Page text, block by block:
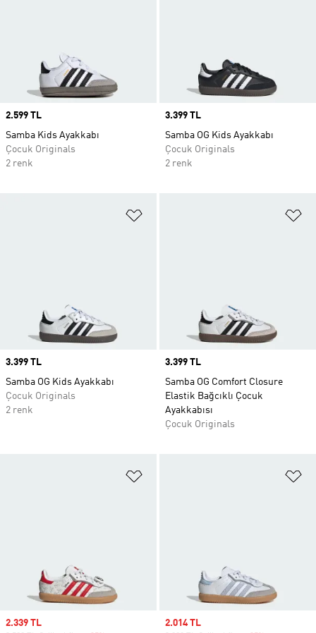
Price
2.599 TL
Samba Kids Ayakkabı
Çocuk Originals
2 renk
Price
3.399 TL
Samba OG Kids Ayakkabı
Çocuk Originals
2 renk
Price
3.399 TL
Samba OG Kids Ayakkabı
Çocuk Originals
2 renk
Price
3.399 TL
Samba OG Comfort Closure
Elastik Bağcıklı Çocuk
Ayakkabısı
Çocuk Originals
Sale price
2.339 TL Sale price
2.014 TL